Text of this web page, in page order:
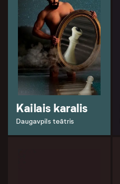
Kailais karalis
Daugavpils teātris